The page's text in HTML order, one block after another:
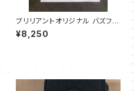
ブリリアントオリジナル バズファ
インダー【トランペット用・トロン
ボーン・ユーフォ太管用】
¥8,250